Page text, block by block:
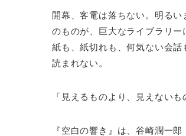
開幕、客電は落ちない。明る
のものが、巨大なライブラリ
紙も、紙切れも、何気ない会
読まれない。
「見えるものより、見えない
『空白の響き』は、谷崎潤一